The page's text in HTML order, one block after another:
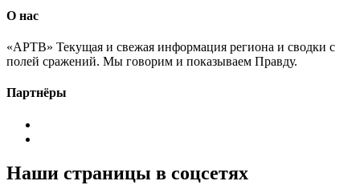
О нас
«АРТВ» Текущая и свежая информация региона и сводки с
полей сражений. Мы говорим и показываем Правду.
Партнёры
Наши страницы в соцсетях